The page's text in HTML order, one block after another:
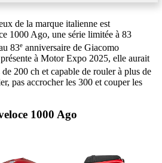
de la marque italienne est
1000 Ago, une série limitée à 83
83e anniversaire de Giacomo
à Motor Expo 2025, elle aurait
200 ch et capable de rouler à plus de
pas accrocher les 300 et couper les
1000 Ago